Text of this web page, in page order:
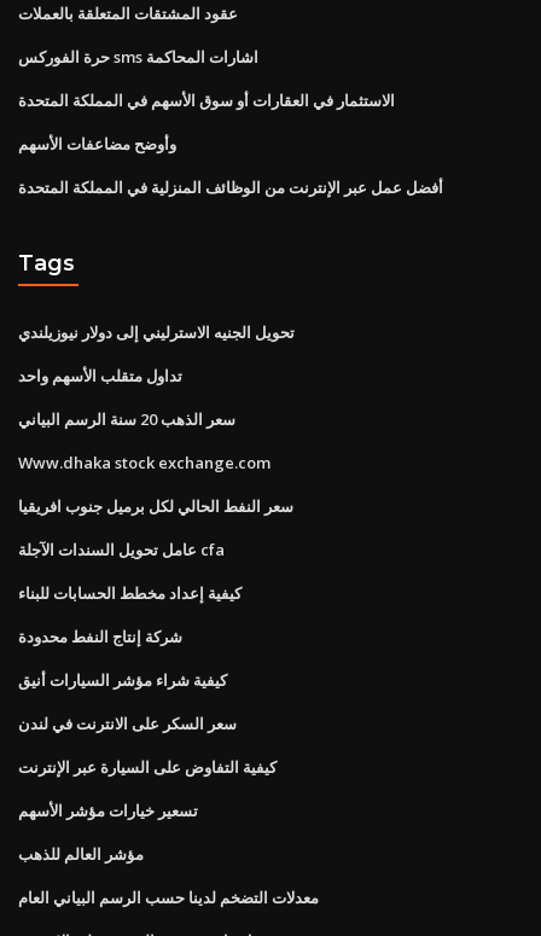
عقود المشتقات المتعلقة بالعملات
حرة الفوركس sms اشارات المحاكمة
الاستثمار في العقارات أو سوق الأسهم في المملكة المتحدة
وأوضح مضاعفات الأسهم
أفضل عمل عبر الإنترنت من الوظائف المنزلية في المملكة المتحدة
Tags
تحويل الجنيه الاسترليني إلى دولار نيوزيلندي
تداول متقلب الأسهم واحد
سعر الذهب 20 سنة الرسم البياني
Www.dhaka stock exchange.com
سعر النفط الحالي لكل برميل جنوب افريقيا
عامل تحويل السندات الآجلة cfa
كيفية إعداد مخطط الحسابات للبناء
شركة إنتاج النفط محدودة
كيفية شراء مؤشر السيارات أنيق
سعر السكر على الانترنت في لندن
كيفية التفاوض على السيارة عبر الإنترنت
تسعير خيارات مؤشر الأسهم
مؤشر العالم للذهب
معدلات التضخم لدينا حسب الرسم البياني العام